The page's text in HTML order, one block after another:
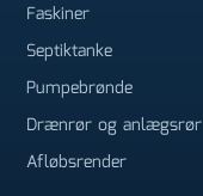
Faskiner
Septiktanke
Pumpebrønde
Drænrør og anlægsrør
Afløbsrender